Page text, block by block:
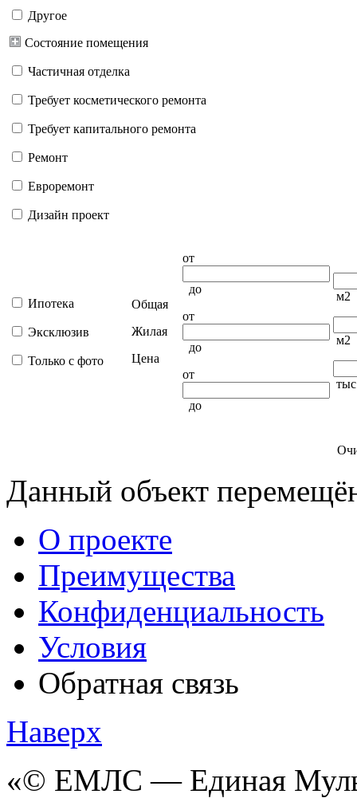
Другое
Состояние помещения
Частичная отделка
Требует косметического ремонта
Требует капитального ремонта
Ремонт
Евроремонт
Дизайн проект
Ипотека
Эксклюзив
Только с фото
Общая
Жилая
Цена
от
до
от
до
от
до
м2
м2
Данный объект
О проекте
Преимущества
Конфиденциальность
Условия
Обратная связь
Наверх
«© ЕМЛС — Единая